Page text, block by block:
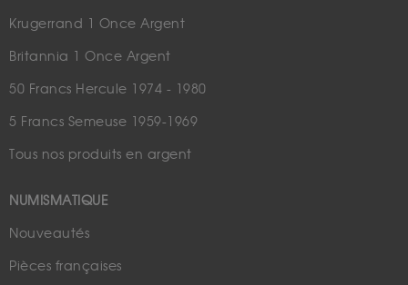
Krugerrand 1 Once Argent
Britannia 1 Once Argent
50 Francs Hercule 1974 - 1980
5 Francs Semeuse 1959-1969
Tous nos produits en argent
NUMISMATIQUE
Nouveautés
Pièces françaises